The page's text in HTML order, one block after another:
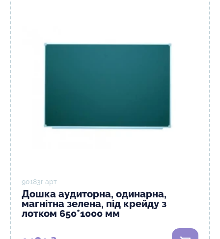
90183r арт
Дошка аудиторна, одинарна,
магнітна зелена, під крейду з
лотком 650*1000 мм